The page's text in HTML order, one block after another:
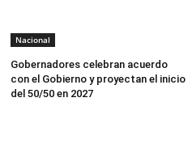
Nacional
Gobernadores celebran acuerdo
con el Gobierno y proyectan el inicio
del 50/50 en 2027